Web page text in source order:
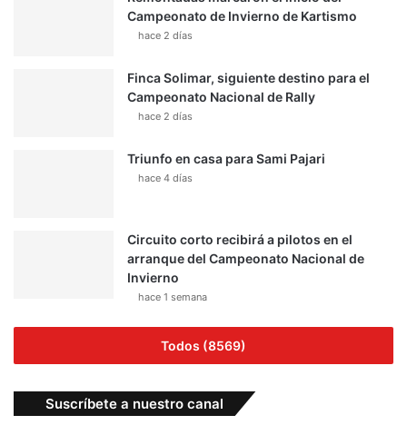
Campeonato de Invierno de Kartismo
hace 2 días
Finca Solimar, siguiente destino para el
Campeonato Nacional de Rally
hace 2 días
Triunfo en casa para Sami Pajari
hace 4 días
Circuito corto recibirá a pilotos en el
arranque del Campeonato Nacional de
Invierno
hace 1 semana
Todos (8569)
Suscríbete a nuestro canal